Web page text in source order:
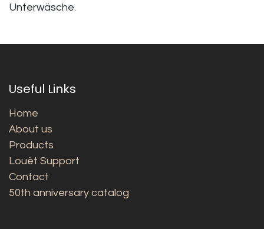
Unterwäsche.
Useful Links
Home
About us
Products
Louët Support
Contact
50th anniversary catalog